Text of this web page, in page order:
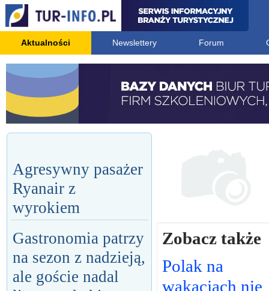
Aktualności Newslettery Forum
Agresywny pasażer
Ryanair z
wyrokiem
Gastronomia patrzy
na sezon z nadzieją,
ale goście nadal
Zobacz także
Polak na
wakacjach nie